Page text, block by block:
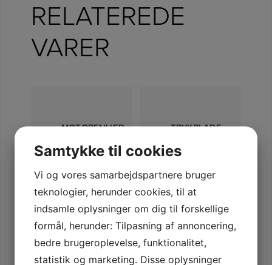
RELATEREDE
VARER
MOTORENHED
AUTOMATISK
–
E00004
DIVERSE
4.065
TRYKPLADE
HVID –
DIVERSE
3.145kr.
LÆS MERE
Samtykke til cookies
Vi og vores samarbejdspartnere bruger
teknologier, herunder cookies, til at
indsamle oplysninger om dig til forskellige
formål, herunder: Tilpasning af annoncering,
bedre brugeroplevelse, funktionalitet,
statistik og marketing. Disse oplysninger